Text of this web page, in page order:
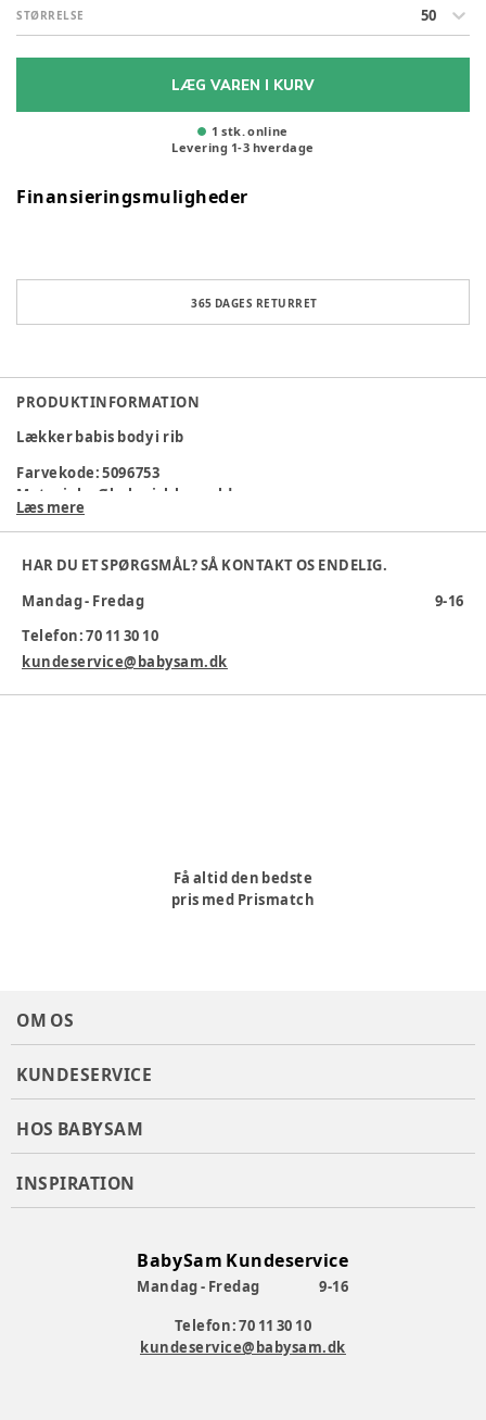
STØRRELSE 50
LÆG VAREN I KURV
1 stk. online
Levering 1-3 hverdage
Finansieringsmuligheder
365 DAGES RETURRET
PRODUKTINFORMATION
Lækker babis body i rib
Farvekode:5096753
Materiale
Økologisk bomuld
Materialesammensætning
5%ELA
Tøj størrelse:50 cm / 0 mdr.
Varenummer:367761
Læs mere
HAR DU ET SPØRGSMÅL? SÅ KONTAKT OS ENDELIG.
Mandag - Fredag
9-16
Telefon: 70 11 30 10
kundeservice@babysam.dk
Få altid den bedste
pris med Prismatch
OM OS
KUNDESERVICE
HOS BABYSAM
INSPIRATION
BabySam Kundeservice
Mandag - Fredag
9-16
Telefon: 70 11 30 10
kundeservice@babysam.dk